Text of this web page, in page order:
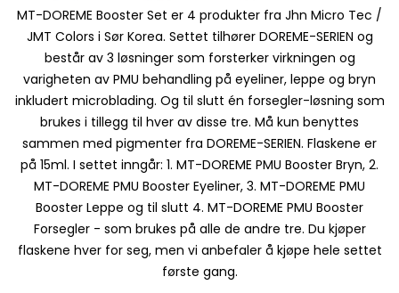
MT-DOREME Booster Set er 4 produkter fra Jhn Micro Tec /
JMT Colors i Sør Korea. Settet tilhører DOREME-SERIEN og
består av 3 løsninger som forsterker virkningen og
varigheten av PMU behandling på eyeliner, leppe og bryn
inkludert microblading. Og til slutt én forsegler-løsning som
brukes i tillegg til hver av disse tre. Må kun benyttes
sammen med pigmenter fra DOREME-SERIEN. Flaskene er
på 15ml. I settet inngår: 1. MT-DOREME PMU Booster Bryn, 2.
MT-DOREME PMU Booster Eyeliner, 3. MT-DOREME PMU
Booster Leppe og til slutt 4. MT-DOREME PMU Booster
Forsegler - som brukes på alle de andre tre. Du kjøper
flaskene hver for seg, men vi anbefaler å kjøpe hele settet
første gang.